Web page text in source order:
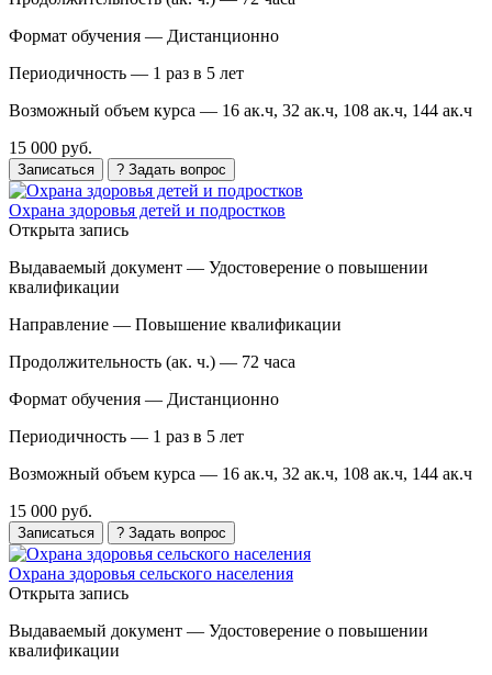
Формат обучения — Дистанционно
Периодичность — 1 раз в 5 лет
Возможный объем курса — 16 ак.ч, 32 ак.ч, 108 ак.ч, 144 ак.ч
15 000 руб.
Записаться ? Задать вопрос
Охрана здоровья детей и подростков
Открыта запись
Выдаваемый документ — Удостоверение о повышении
квалификации
Направление — Повышение квалификации
Продолжительность (ак. ч.) — 72 часа
Формат обучения — Дистанционно
Периодичность — 1 раз в 5 лет
Возможный объем курса — 16 ак.ч, 32 ак.ч, 108 ак.ч, 144 ак.ч
15 000 руб.
Записаться ? Задать вопрос
Охрана здоровья сельского населения
Открыта запись
Выдаваемый документ — Удостоверение о повышении
квалификации